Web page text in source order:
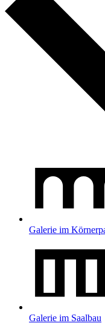
Galerie im
Galerie im Saalbau